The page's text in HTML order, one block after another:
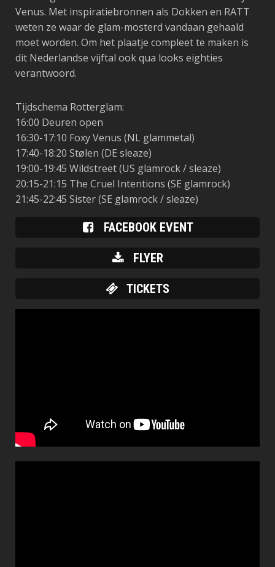
Venus. Met inspiratiebronnen als Dokken en RATT
weten ze waar de glam-mosterd vandaan gehaald
moet worden. Om het plaatje compleet te maken is
dit Nederlandse vijftal ook qua looks eighties
verantwoord.
Tijdschema Rotterglam:
16:00 Deuren open
16:30-17:10 Foxy Venus (NL glammetal)
17:40-18:20 Stølen (DE sleaze)
19:00-19:45 Wildstreet (US glamrock / sleaze)
20:15-21:15 The Cruel Intentions (SE glamrock)
21:45-22:45 Sister (SE glamrock / sleaze)
FACEBOOK EVENT
FLYER
TICKETS